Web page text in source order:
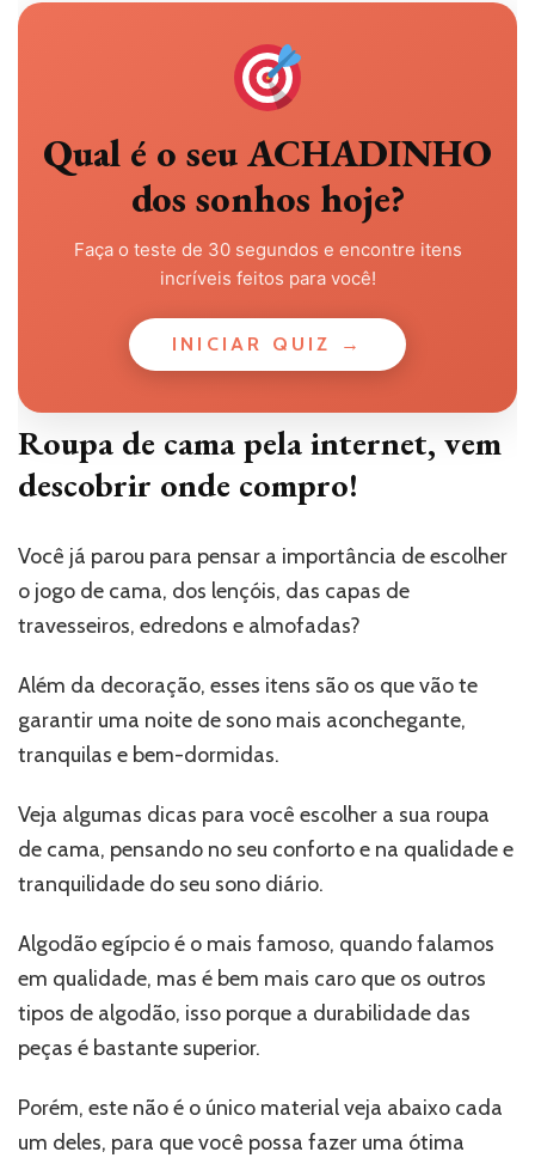
Qual é o seu ACHADINHO
dos sonhos hoje?
Faça o teste de 30 segundos e encontre itens
incríveis feitos para você!
INICIAR QUIZ →
Roupa de cama pela internet, vem
descobrir onde compro!
Você já parou para pensar a importância de escolher
o jogo de cama, dos lençóis, das capas de
travesseiros, edredons e almofadas?
Além da decoração, esses itens são os que vão te
garantir uma noite de sono mais aconchegante,
tranquilas e bem-dormidas.
Veja algumas dicas para você escolher a sua roupa
de cama, pensando no seu conforto e na qualidade e
tranquilidade do seu sono diário.
Algodão egípcio é o mais famoso, quando falamos
em qualidade, mas é bem mais caro que os outros
tipos de algodão, isso porque a durabilidade das
peças é bastante superior.
Porém, este não é o único material veja abaixo cada
um deles, para que você possa fazer uma ótima